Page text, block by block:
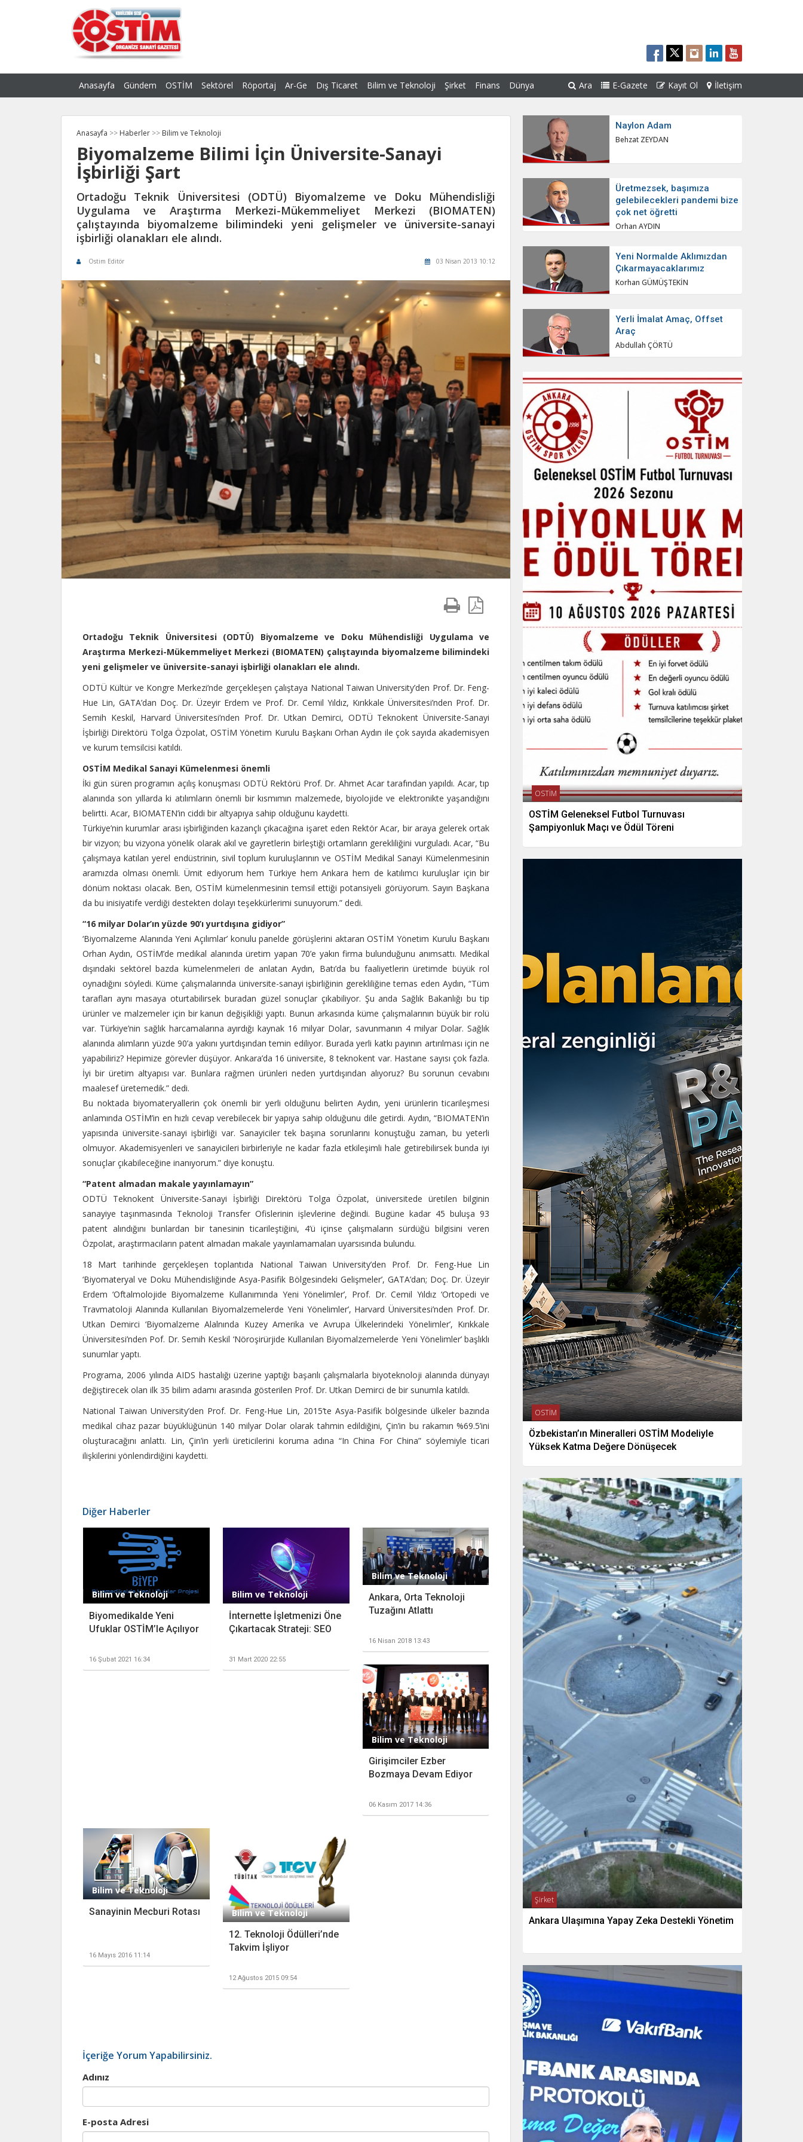
Anasayfa Gündem OSTİM Sektörel Röportaj Ar-Ge Dış Ticaret Bilim ve Teknoloji Şirket Finans Dünya Ara E-Gazete Kayıt Ol İletişim
Anasayfa >> Haberler >> Bilim ve Teknoloji
Biyomalzeme Bilimi İçin Üniversite-Sanayi
İşbirliği Şart
Ortadoğu Teknik Üniversitesi (ODTÜ) Biyomalzeme ve Doku Mühendisliği
Uygulama ve Araştırma Merkezi-Mükemmeliyet Merkezi (BIOMATEN)
çalıştayında biyomalzeme bilimindeki yeni gelişmeler ve üniversite-sanayi
işbirliği olanakları ele alındı.
Ostim Editör 03 Nisan 2013 10:12
Ortadoğu Teknik Üniversitesi (ODTÜ) Biyomalzeme ve Doku Mühendisliği Uygulama ve
Araştırma Merkezi-Mükemmeliyet Merkezi (BIOMATEN) çalıştayında biyomalzeme bilimindeki
yeni gelişmeler ve üniversite-sanayi işbirliği olanakları ele alındı.
ODTÜ Kültür ve Kongre Merkezi’nde gerçekleşen çalıştaya National Taiwan University’den Prof. Dr. Feng-
Hue Lin, GATA’dan Doç. Dr. Üzeyir Erdem ve Prof. Dr. Cemil Yıldız, Kırıkkale Üniversitesi’nden Prof. Dr.
Semih Keskil, Harvard Üniversitesi’nden Prof. Dr. Utkan Demirci, ODTÜ Teknokent Üniversite-Sanayi
İşbirliği Direktörü Tolga Özpolat, OSTİM Yönetim Kurulu Başkanı Orhan Aydın ile çok sayıda akademisyen
ve kurum temsilcisi katıldı.
OSTİM Medikal Sanayi Kümelenmesi önemli
İki gün süren programın açılış konuşması ODTÜ Rektörü Prof. Dr. Ahmet Acar tarafından yapıldı. Acar, tıp
alanında son yıllarda ki atılımların önemli bir kısmımın malzemede, biyolojide ve elektronikte yaşandığını
belirtti. Acar, BIOMATEN’in ciddi bir altyapıya sahip olduğunu kaydetti.
Türkiye’nin kurumlar arası işbirliğinden kazançlı çıkacağına işaret eden Rektör Acar, bir araya gelerek ortak
bir vizyon; bu vizyona yönelik olarak akıl ve gayretlerin birleştiği ortamların gerekliliğini vurguladı. Acar, “Bu
çalışmaya katılan yerel endüstrinin, sivil toplum kuruluşlarının ve OSTİM Medikal Sanayi Kümelenmesinin
aramızda olması önemli. Ümit ediyorum hem Türkiye hem Ankara hem de katılımcı kuruluşlar için bir
dönüm noktası olacak. Ben, OSTİM kümelenmesinin temsil ettiği potansiyeli görüyorum. Sayın Başkana
da bu inisiyatife verdiği destekten dolayı teşekkürlerimi sunuyorum.” dedi.
“16 milyar Dolar’ın yüzde 90’ı yurtdışına gidiyor”
‘Biyomalzeme Alanında Yeni Açılımlar’ konulu panelde görüşlerini aktaran OSTİM Yönetim Kurulu Başkanı
Orhan Aydın, OSTİM’de medikal alanında üretim yapan 70’e yakın firma bulunduğunu anımsattı. Medikal
dışındaki sektörel bazda kümelenmeleri de anlatan Aydın, Batı’da bu faaliyetlerin üretimde büyük rol
oynadığını söyledi. Küme çalışmalarında üniversite-sanayi işbirliğinin gerekliliğine temas eden Aydın, “Tüm
tarafları aynı masaya oturtabilirsek buradan güzel sonuçlar çıkabiliyor. Şu anda Sağlık Bakanlığı bu tip
ürünler ve malzemeler için bir kanun değişikliği yaptı. Bunun arkasında küme çalışmalarının büyük bir rolü
var. Türkiye’nin sağlık harcamalarına ayırdığı kaynak 16 milyar Dolar, savunmanın 4 milyar Dolar. Sağlık
alanında alımların yüzde 90’a yakını yurtdışından temin ediliyor. Burada yerli katkı payının artırılması için ne
yapabiliriz? Hepimize görevler düşüyor. Ankara’da 16 üniversite, 8 teknokent var. Hastane sayısı çok fazla.
İyi bir üretim altyapısı var. Bunlara rağmen ürünleri neden yurtdışından alıyoruz? Bu sorunun cevabını
maalesef üretemedik.” dedi.
Bu noktada biyomateryallerin çok önemli bir yerli olduğunu belirten Aydın, yeni ürünlerin ticarileşmesi
anlamında OSTİM’in en hızlı cevap verebilecek bir yapıya sahip olduğunu dile getirdi. Aydın, “BIOMATEN’in
yapısında üniversite-sanayi işbirliği var. Sanayiciler tek başına sorunlarını konuştuğu zaman, bu yeterli
olmuyor. Akademisyenleri ve sanayicileri birbirleriyle ne kadar fazla etkileşimli hale getirebilirsek bunda iyi
sonuçlar çıkabileceğine inanıyorum.” diye konuştu.
“Patent almadan makale yayınlamayın”
ODTÜ Teknokent Üniversite-Sanayi İşbirliği Direktörü Tolga Özpolat, üniversitede üretilen bilginin
sanayiye taşınmasında Teknoloji Transfer Ofislerinin işlevlerine değindi. Bugüne kadar 45 buluşa 93
patent alındığını bunlardan bir tanesinin ticarileştiğini, 4’ü içinse çalışmaların sürdüğü bilgisini veren
Özpolat, araştırmacıların patent almadan makale yayınlamamaları uyarsısında bulundu.
18 Mart tarihinde gerçekleşen toplantıda National Taiwan University’den Prof. Dr. Feng-Hue Lin
‘Biyomateryal ve Doku Mühendisliğinde Asya-Pasifik Bölgesindeki Gelişmeler’, GATA’dan; Doç. Dr. Üzeyir
Erdem ‘Oftalmolojide Biyomalzeme Kullanımında Yeni Yönelimler’, Prof. Dr. Cemil Yıldız ‘Ortopedi ve
Travmatoloji Alanında Kullanılan Biyomalzemelerde Yeni Yönelimler’, Harvard Üniversitesi’nden Prof. Dr.
Utkan Demirci ‘Biyomalzeme Alalnında Kuzey Amerika ve Avrupa Ülkelerindeki Yönelimler’, Kırıkkale
Üniversitesi’nden Pof. Dr. Semih Keskil ‘Nöroşirürjide Kullanılan Biyomalzemelerde Yeni Yönelimler’ başlıklı
sunumlar yaptı.
Programa, 2006 yılında AIDS hastalığı üzerine yaptığı başarılı çalışmalarla biyoteknoloji alanında dünyayı
değiştirecek olan ilk 35 bilim adamı arasında gösterilen Prof. Dr. Utkan Demirci de bir sunumla katıldı.
National Taiwan University’den Prof. Dr. Feng-Hue Lin, 2015’te Asya-Pasifik bölgesinde ülkeler bazında
medikal cihaz pazar büyüklüğünün 140 milyar Dolar olarak tahmin edildiğini, Çin’in bu rakamın %69.5’ini
oluşturacağını anlattı. Lin, Çin’in yerli üreticilerini koruma adına “In China For China” söylemiyle ticari
ilişkilerini yönlendirdiğini kaydetti.
Diğer Haberler
Bilim ve Teknoloji
Biyomedikalde Yeni
Ufuklar OSTİM’le Açılıyor
16 Şubat 2021 16:34
Bilim ve Teknoloji
İnternette İşletmenizi Öne
Çıkartacak Strateji: SEO
31 Mart 2020 22:55
Bilim ve Teknoloji
Ankara, Orta Teknoloji
Tuzağını Atlattı
16 Nisan 2018 13:43
Bilim ve Teknoloji
Girişimciler Ezber
Bozmaya Devam Ediyor
06 Kasım 2017 14:36
Bilim ve Teknoloji
Sanayinin Mecburi Rotası
16 Mayıs 2016 11:14
Bilim ve Teknoloji
12. Teknoloji Ödülleri’nde
Takvim İşliyor
12 Ağustos 2015 09:54
İçeriğe Yorum Yapabilirsiniz.
Adınız
E-posta Adresi
Naylon Adam
Behzat ZEYDAN
Üretmezsek, başımıza
gelebilecekleri pandemi bize
çok net öğretti
Orhan AYDIN
Yeni Normalde Aklımızdan
Çıkarmayacaklarımız
Korhan GÜMÜŞTEKİN
Yerli İmalat Amaç, Offset
Araç
Abdullah ÇÖRTÜ
OSTİM
OSTİM Geleneksel Futbol Turnuvası
Şampiyonluk Maçı ve Ödül Töreni
OSTİM
Özbekistan’ın Mineralleri OSTİM Modeliyle
Yüksek Katma Değere Dönüşecek
Şirket
Ankara Ulaşımına Yapay Zeka Destekli Yönetim